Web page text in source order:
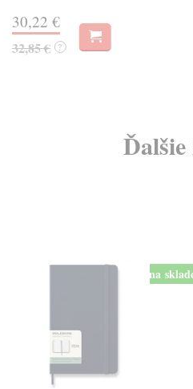
30,22 €
32,85 € ?
na